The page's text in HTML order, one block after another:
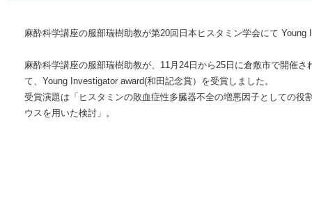
麻酔科学講座の服部瑞樹助教が第20回日本ヒスタミン学会にて
麻酔科学講座の服部瑞樹助教が、11月24日から25日に倉敷市で開催
て、Young Investigator award(和田記念賞）を受賞しました。
受賞演題は「ヒスタミンの敗血症性多臓器不全の増悪因子としての役
ウスを用いた検討」。